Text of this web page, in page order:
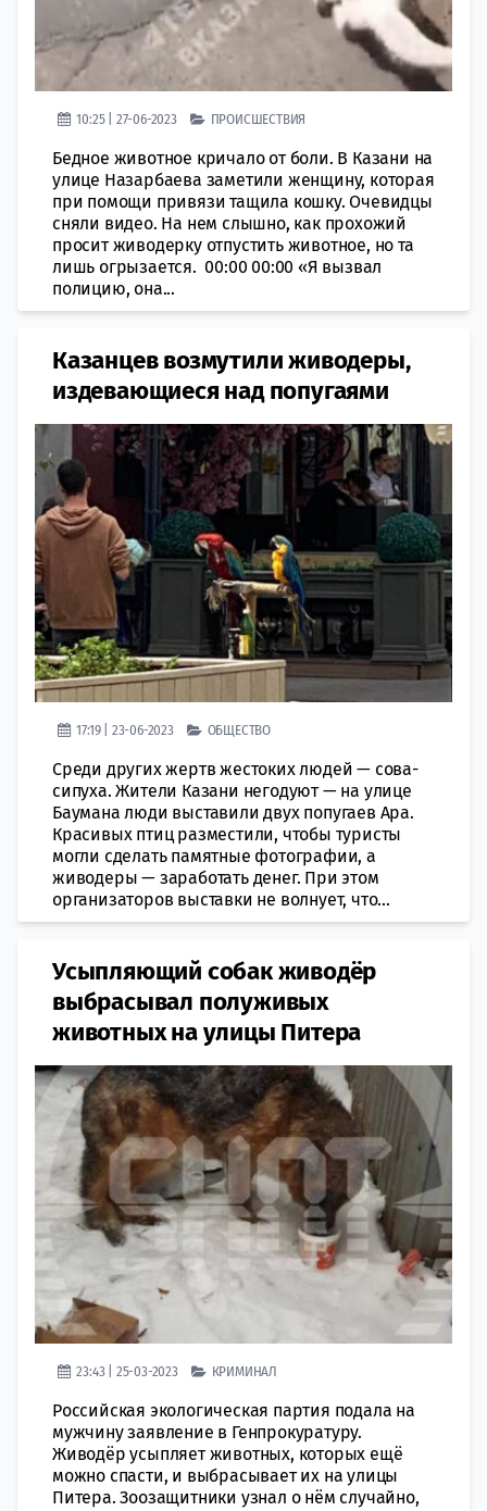
10:25 | 27-06-2023 ПРОИСШЕСТВИЯ
Бедное животное кричало от боли. В Казани на
улице Назарбаева заметили женщину, которая
при помощи привязи тащила кошку. Очевидцы
сняли видео. На нем слышно, как прохожий
просит живодерку отпустить животное, но та
лишь огрызается. 00:00 00:00 «Я вызвал
полицию, она...
Казанцев возмутили живодеры,
издевающиеся над попугаями
17:19 | 23-06-2023 ОБЩЕСТВО
Среди других жертв жестоких людей — сова-
сипуха. Жители Казани негодуют — на улице
Баумана люди выставили двух попугаев Ара.
Красивых птиц разместили, чтобы туристы
могли сделать памятные фотографии, а
живодеры — заработать денег. При этом
организаторов выставки не волнует, что...
Усыпляющий собак живодёр
выбрасывал полуживых
животных на улицы Питера
23:43 | 25-03-2023 КРИМИНАЛ
Российская экологическая партия подала на
мужчину заявление в Генпрокуратуру.
Живодёр усыпляет животных, которых ещё
можно спасти, и выбрасывает их на улицы
Питера. Зоозащитники узнал о нём случайно,